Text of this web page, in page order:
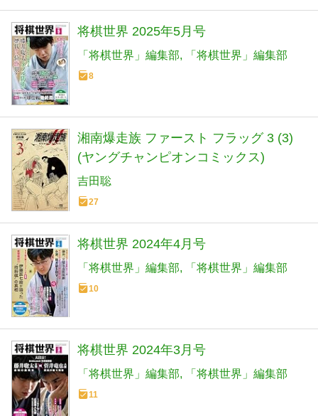
将棋世界 2025年5月号
「将棋世界」編集部 「将棋世界」編集部
8
湘南爆走族 ファースト フラッグ 3 (3)
(ヤングチャンピオンコミックス)
吉田聡
27
将棋世界 2024年4月号
「将棋世界」編集部 「将棋世界」編集部
10
将棋世界 2024年3月号
「将棋世界」編集部 「将棋世界」編集部
11